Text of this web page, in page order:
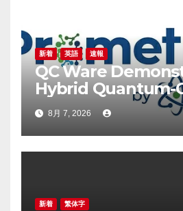
新着 英語 速報
QC Ware
Hybrid Quantum-
Workflow Using
Promethium and
Quantum
8月 7, 2026
新着 繁体字